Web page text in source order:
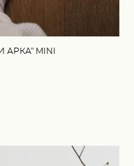
MINI